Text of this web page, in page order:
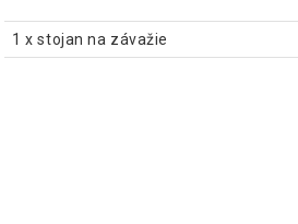
1 x stojan na závažie